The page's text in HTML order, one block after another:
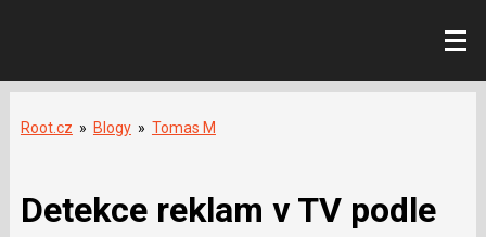
Root.cz » Blogy » Tomas M
Detekce reklam v TV podle